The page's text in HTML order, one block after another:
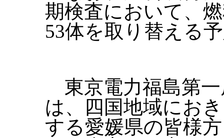
期検査において、
53体を取り替える
東京電力福島第一
は、四国地域にお
する愛媛県の皆様